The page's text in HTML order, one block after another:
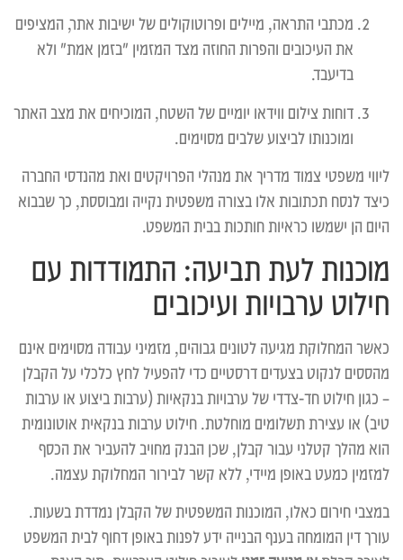
מכתבי התראה, מיילים ופרוטוקולים של ישיבות אתר, המציפים
את העיכובים והפרות החוזה מצד המזמין "בזמן אמת" ולא
בדיעבד.
דוחות צילום ווידאו יומיים של השטח, המוכיחים את מצב האתר
ומוכנותו לביצוע שלבים מסוימים.
ליווי משפטי צמוד מדריך את מנהלי הפרויקטים ואת מהנדסי החברה
כיצד לנסח תכתובות אלו בצורה משפטית נקייה ומבוססת, כך שבבוא
היום הן ישמשו כראיות חותכות בבית המשפט.
מוכנות לעת תביעה: התמודדות עם
חילוט ערבויות ועיכובים
כאשר המחלוקת מגיעה לטונים גבוהים, מזמיני עבודה מסוימים אינם
מהססים לנקוט בצעדים דרסטיים כדי להפעיל לחץ כלכלי על הקבלן
– כגון חילוט חד-צדדי של ערבויות בנקאיות (ערבות ביצוע או ערבות
טיב) או עצירת תשלומים מוחלטת. חילוט ערבות בנקאית אוטונומית
הוא מהלך קטלני עבור קבלן, שכן הבנק מחויב להעביר את הכסף
למזמין כמעט באופן מיידי, ללא קשר לבירור המחלוקת עצמה.
במצבי חירום כאלו, המוכנות המשפטית של הקבלן נמדדת בשעות.
עורך דין המומחה בענף הבנייה ידע לפנות באופן דחוף לבית המשפט